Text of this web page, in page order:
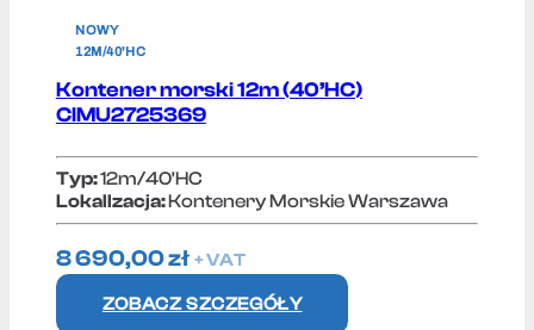
NOWY
12M/40'HC
Kontener morski 12m (40’HC)
CIMU2725369
Typ:12m/40'HC
Lokallzacja:Kontenery Morskie Warszawa
8 690,00zł + VAT
ZOBACZ SZCZEGÓŁY